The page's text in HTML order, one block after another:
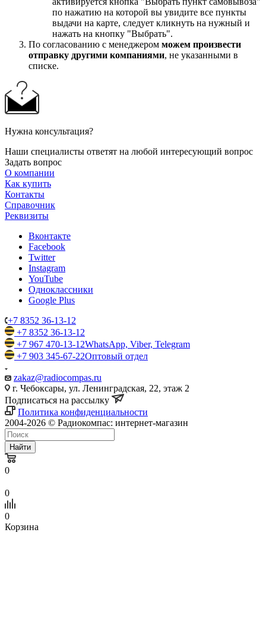
по нажатию на которой вы увидите все пункты
выдачи на карте, следует кликнуть на нужный и
нажать на кнопку "Выбрать".
По согласованию с менеджером можем произвести
отправку другими компаниями, не указанными в
списке.
Нужна консультация?
Наши специалисты ответят на любой интересующий вопрос
Задать вопрос
О компании
Как купить
Контакты
Справочник
Реквизиты
Вконтакте
Facebook
Twitter
Instagram
YouTube
Одноклассники
Google Plus
+7 8352 36-13-12
+7 8352 36-13-12
+7 967 470-13-12WhatsApp, Viber, Telegram
+7 903 345-67-22Оптовый отдел
zakaz@radiocompas.ru
г. Чебоксары, ул. Ленинградская, 22, этаж 2
Подписаться на рассылку
Политика конфиденциальности
2004-2026 © Радиокомпас: интернет-магазин
Найти
0
0
0
Корзина